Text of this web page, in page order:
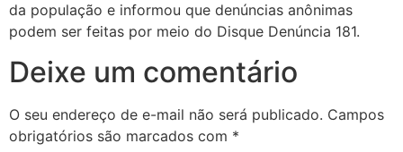
da população e informou que denúncias anônimas
podem ser feitas por meio do Disque Denúncia 181.
Deixe um comentário
O seu endereço de e-mail não será publicado. Campos
obrigatórios são marcados com *